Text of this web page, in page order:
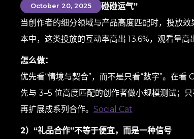
October 20, 2025
1）垂类匹配胜过“撒网碰碰运气”
当创作者的细分领域与产品高度匹配时，投放
本中，这类投放的互动率高出 13.6%，观看量高
怎么做：
优先看“情境与契合”，而不是只看“数字”。在看
先与 3–5 位高度匹配的创作者做小规模测试；
再扩展成系列合作。 Social Cat
2）“礼品合作”不等于便宜，而是一种信号